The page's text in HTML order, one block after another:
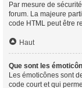
Par mesure de
forum. La majeure
code HTML peut être
Haut
Que sont les
Les émoticônes sont
code court et qui